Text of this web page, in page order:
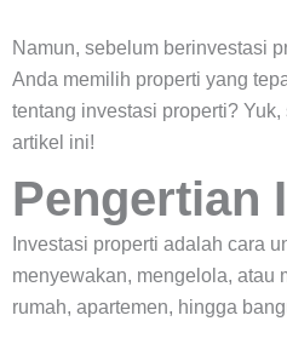
Namun, sebelum berinvestasi
Anda memilih properti yang
tentang investasi properti?
artikel ini!
Pengertian
Investasi properti adalah cara
menyewakan, mengelola, atau
rumah, apartemen, hingga